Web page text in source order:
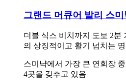
그랜드 머큐어 발리 스미
더블 식스 비치까지 도보 2분
의 상징적이고 활기 넘치는
스미냑에서 가장 큰 연회장
4곳을 갖추고 있음